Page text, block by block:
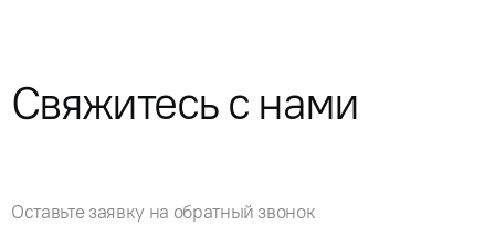
Свяжитесь с нами
Оставьте заявку на обратный звонок